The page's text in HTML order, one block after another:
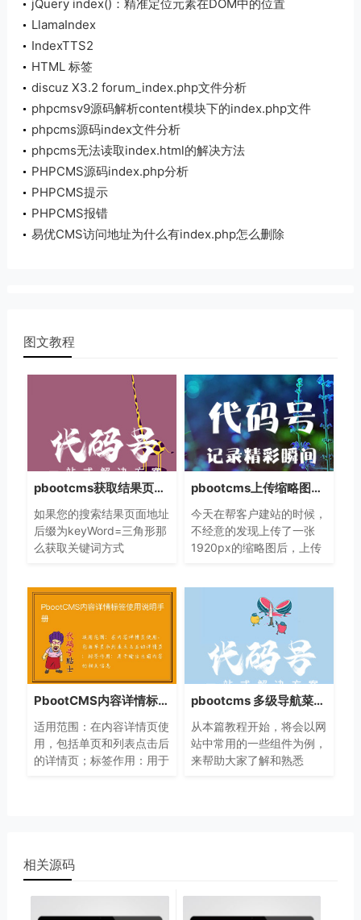
jQuery index()：精准定位元素在DOM中的位置
LlamaIndex
IndexTTS2
HTML 标签
discuz X3.2 forum_index.php文件分析
phpcmsv9源码解析content模块下的index.php文件
init（）方法解析
phpcms源码index文件分析
phpcms无法读取index.html的解决方法
PHPCMS源码index.php分析
PHPCMS提示
\phpcms\modules\member\index.php用户登陆
SQL注入漏
PHPCMS报错
\phpsso_server\phpcms\modules\phpsso\index.php
易优CMS访问地址为什么有index.php怎么删除
图文教程
pbootcms获取结果页面关键词和tags值的方法
如果您的搜索结果页面地址
后缀为keyWord=三角形那
么获取关键词方式
索关键词的值时候使用，非
常方便，可以搭配分页条的
总数据行数属性
（{page:rows}）
pbootcms上传缩略图限制尺寸的方法
今天在帮客户建站的时候，
不经意的发现上传了一张
1920px的缩略图后，上传
个缩略图的限制是需要修改
系统文件才可以。
PbootCMS内容详情标签使用说明手册
适用范围：在内容详情页使
用，包括单页和列表点击后
的详情页；标签作用：用于
pbootcms 多级导航菜单制作方法代码实例
从本篇教程开始，将会以网
站中常用的一些组件为例，
来帮助大家了解和熟悉
相关源码